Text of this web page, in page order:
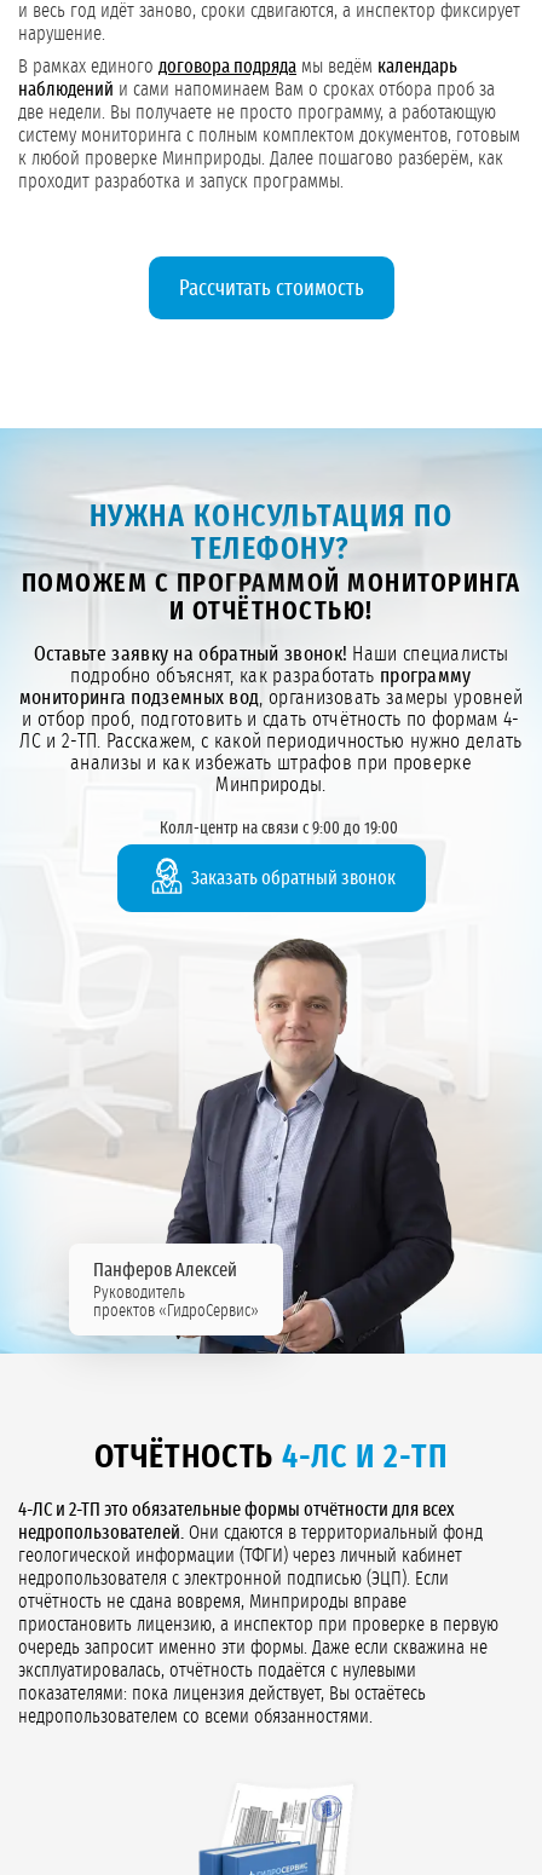
и весь год идёт заново, сроки сдвигаются, а инспектор фиксирует
нарушение.
В рамках единого договора подряда мы ведём календарь
наблюдений и сами напоминаем Вам о сроках отбора проб за
две недели. Вы получаете не просто программу, а работающую
систему мониторинга с полным комплектом документов, готовым
к любой проверке Минприроды. Далее пошагово разберём, как
проходит разработка и запуск программы.
Рассчитать стоимость
НУЖНА КОНСУЛЬТАЦИЯ ПО
ТЕЛЕФОНУ?
ПОМОЖЕМ С ПРОГРАММОЙ МОНИТОРИНГА
И ОТЧЁТНОСТЬЮ!
Оставьте заявку на обратный звонок! Наши специалисты
подробно объяснят, как разработать программу
мониторинга подземных вод , организовать замеры уровней
и отбор проб, подготовить и сдать отчётность по формам 4-
ЛС и 2-ТП. Расскажем, с какой периодичностью нужно делать
анализы и как избежать штрафов при проверке
Минприроды.
Колл-центр на связи с 9:00 до 19:00
Заказать обратный звонок
Панферов Алексей
Руководитель
проектов «ГидроСервис»
ОТЧЁТНОСТЬ 4-ЛС И 2-ТП
4-ЛС и 2-ТП это обязательные формы отчётности для всех
недропользователей. Они сдаются в территориальный фонд
геологической информации (ТФГИ) через личный кабинет
недропользователя с электронной подписью (ЭЦП). Если
отчётность не сдана вовремя, Минприроды вправе
приостановить лицензию, а инспектор при проверке в первую
очередь запросит именно эти формы. Даже если скважина не
эксплуатировалась, отчётность подаётся с нулевыми
показателями: пока лицензия действует, Вы остаётесь
недропользователем со всеми обязанностями.